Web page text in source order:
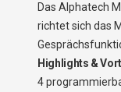
Das Alphatech
richtet sich das
Highlights &
4